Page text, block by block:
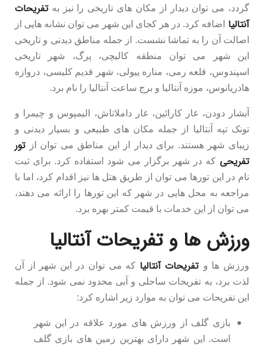
گردد، می توان دیدار از مکان های تاریخی را نیز بهتفریحات
آنتالیا
اضافه کرد. در هر کجای این شهر می توان نشانه هایی از
اصالت آن را به تماشا نشست. از جمله مناطق دیدنی و تاریخی
این شهر می توان منطقه کالیچی، پرگ، شهر تاریخی
اسپندوس، قلعه رمی، مناره ییولی، شهر قدیم کلیسی، دروازه
هادریانوس، موزه آنتالیا و برج ساعت آنتالیا را نام برد.
آبشار دودن، غار کارائین، غار داملاتاش، الیمپوس و چیمرا و
تونک تپه آنتالیا از جمله مکان های طبیعی و بسیار دیدنی و
زیبای شهر هستند. برای دیدار از این مناطق می توان ازتور
تفریحیکه در شهر برگزار می شود استفاده کرد. برای ثبت
نام در این تورها می توان از طریق هتل ها نیز اقدام کرد، اما با
مراجعه به محل هایی در شهر که این تورها را ارائه می دهند،
می توان از این خدمات با قیمت کمتر بهره برد.
ورزش ها و تفریحات آنتالیا
ورزش ها و تفریحات آنتالیا که می توان در این شهر از آن
لذت برد، به تفریحات ساحلی و آبی محدود نمی شود. از جمله
این تفریحات می توان به موارد زیر اشاره کرد:
بازی گلف از ورزش های مورد علاقه در این شهر
است. این شهر دارای بهترین زمین های بازی گلف